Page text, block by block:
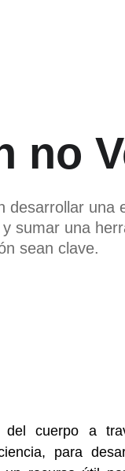
no
desarrollar
sumar una
sean clave.
del cuerpo a
para